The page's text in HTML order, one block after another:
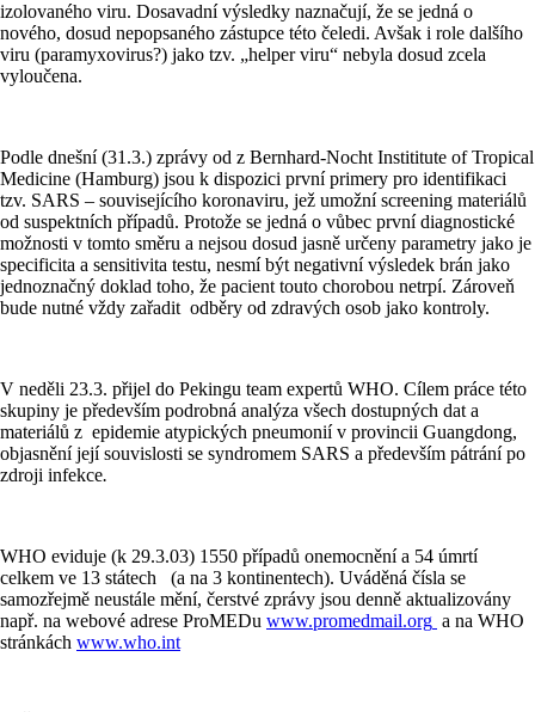
izolovaného viru. Dosavadní výsledky naznačují, že se jedná o
nového, dosud nepopsaného zástupce této čeledi. Avšak i role dalšího
viru (paramyxovirus?) jako tzv. „helper viru“ nebyla dosud zcela
vyloučena.
Podle dnešní (31.3.) zprávy od z Bernhard-Nocht Instititute of Tropical
Medicine (Hamburg) jsou k dispozici první primery pro identifikaci
tzv. SARS – souvisejícího koronaviru, jež umožní screening materiálů
od suspektních případů. Protože se jedná o vůbec první diagnostické
možnosti v tomto směru a nejsou dosud jasně určeny parametry jako je
specificita a sensitivita testu, nesmí být negativní výsledek brán jako
jednoznačný doklad toho, že pacient touto chorobou netrpí. Zároveň
bude nutné vždy zařadit odběry od zdravých osob jako kontroly.
V neděli 23.3. přijel do Pekingu team expertů WHO. Cílem práce této
skupiny je především podrobná analýza všech dostupných dat a
materiálů z epidemie atypických pneumonií v provincii Guangdong,
objasnění její souvislosti se syndromem SARS a především pátrání po
zdroji infekce.
WHO eviduje (k 29.3.03) 1550 případů onemocnění a 54 úmrtí
celkem ve 13 státech (a na 3 kontinentech). Uváděná čísla se
samozřejmě neustále mění, čerstvé zprávy jsou denně aktualizovány
např. na webové adrese ProMEDu www.promedmail.org a na WHO
stránkách www.who.int